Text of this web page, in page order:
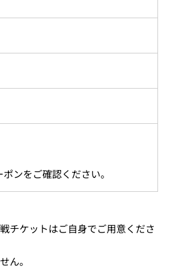
ンをご確認ください。
チケットはご自身でご用意くださ
ん。